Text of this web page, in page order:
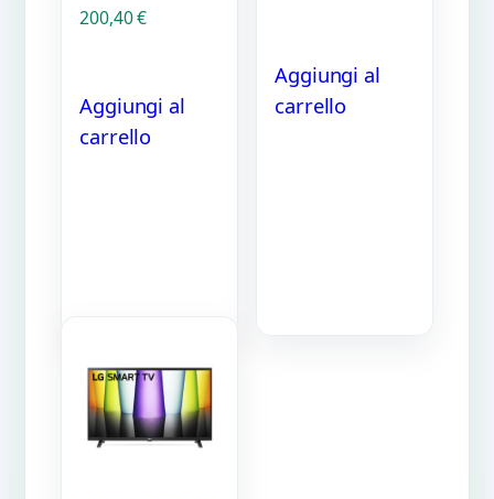
200,40€
Aggiungi al
carrello
Aggiungi al
carrello